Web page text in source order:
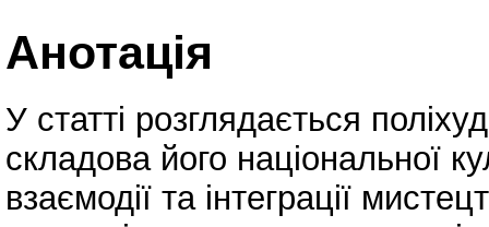
Анотація
У статті розглядається
складова його національної
взаємодії та інтеграції